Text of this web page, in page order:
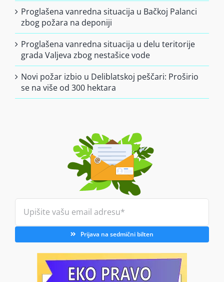
Proglašena vanredna situacija u Bačkoj Palanci
zbog požara na deponiji
Proglašena vanredna situacija u delu teritorije
grada Valjeva zbog nestašice vode
Novi požar izbio u Deliblatskoj peščari: Proširio
se na više od 300 hektara
Prijava na sedmični bilten